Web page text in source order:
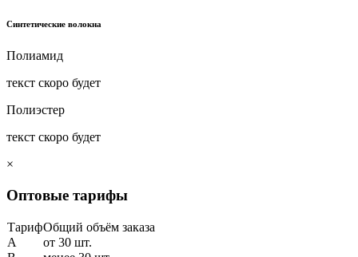
Синтетические волокна
Полиамид
текст скоро будет
Полиэстер
текст скоро будет
×
Оптовые тарифы
ТарифОбщий объём заказа
A
от 30 шт.